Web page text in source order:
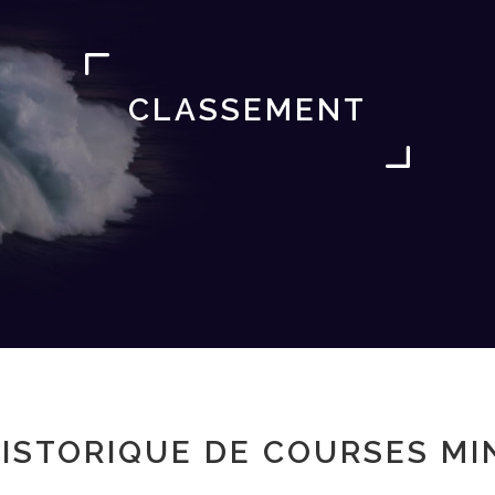
CLASSEMENT
DE COURSES